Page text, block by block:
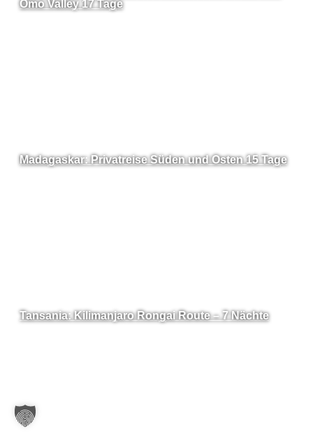
Omo Valley 17 Tage
Madagaskar: Privatreise Süden und Osten 15 Tage
Tansania: Kilimanjaro Rongai Route – 7 Nächte